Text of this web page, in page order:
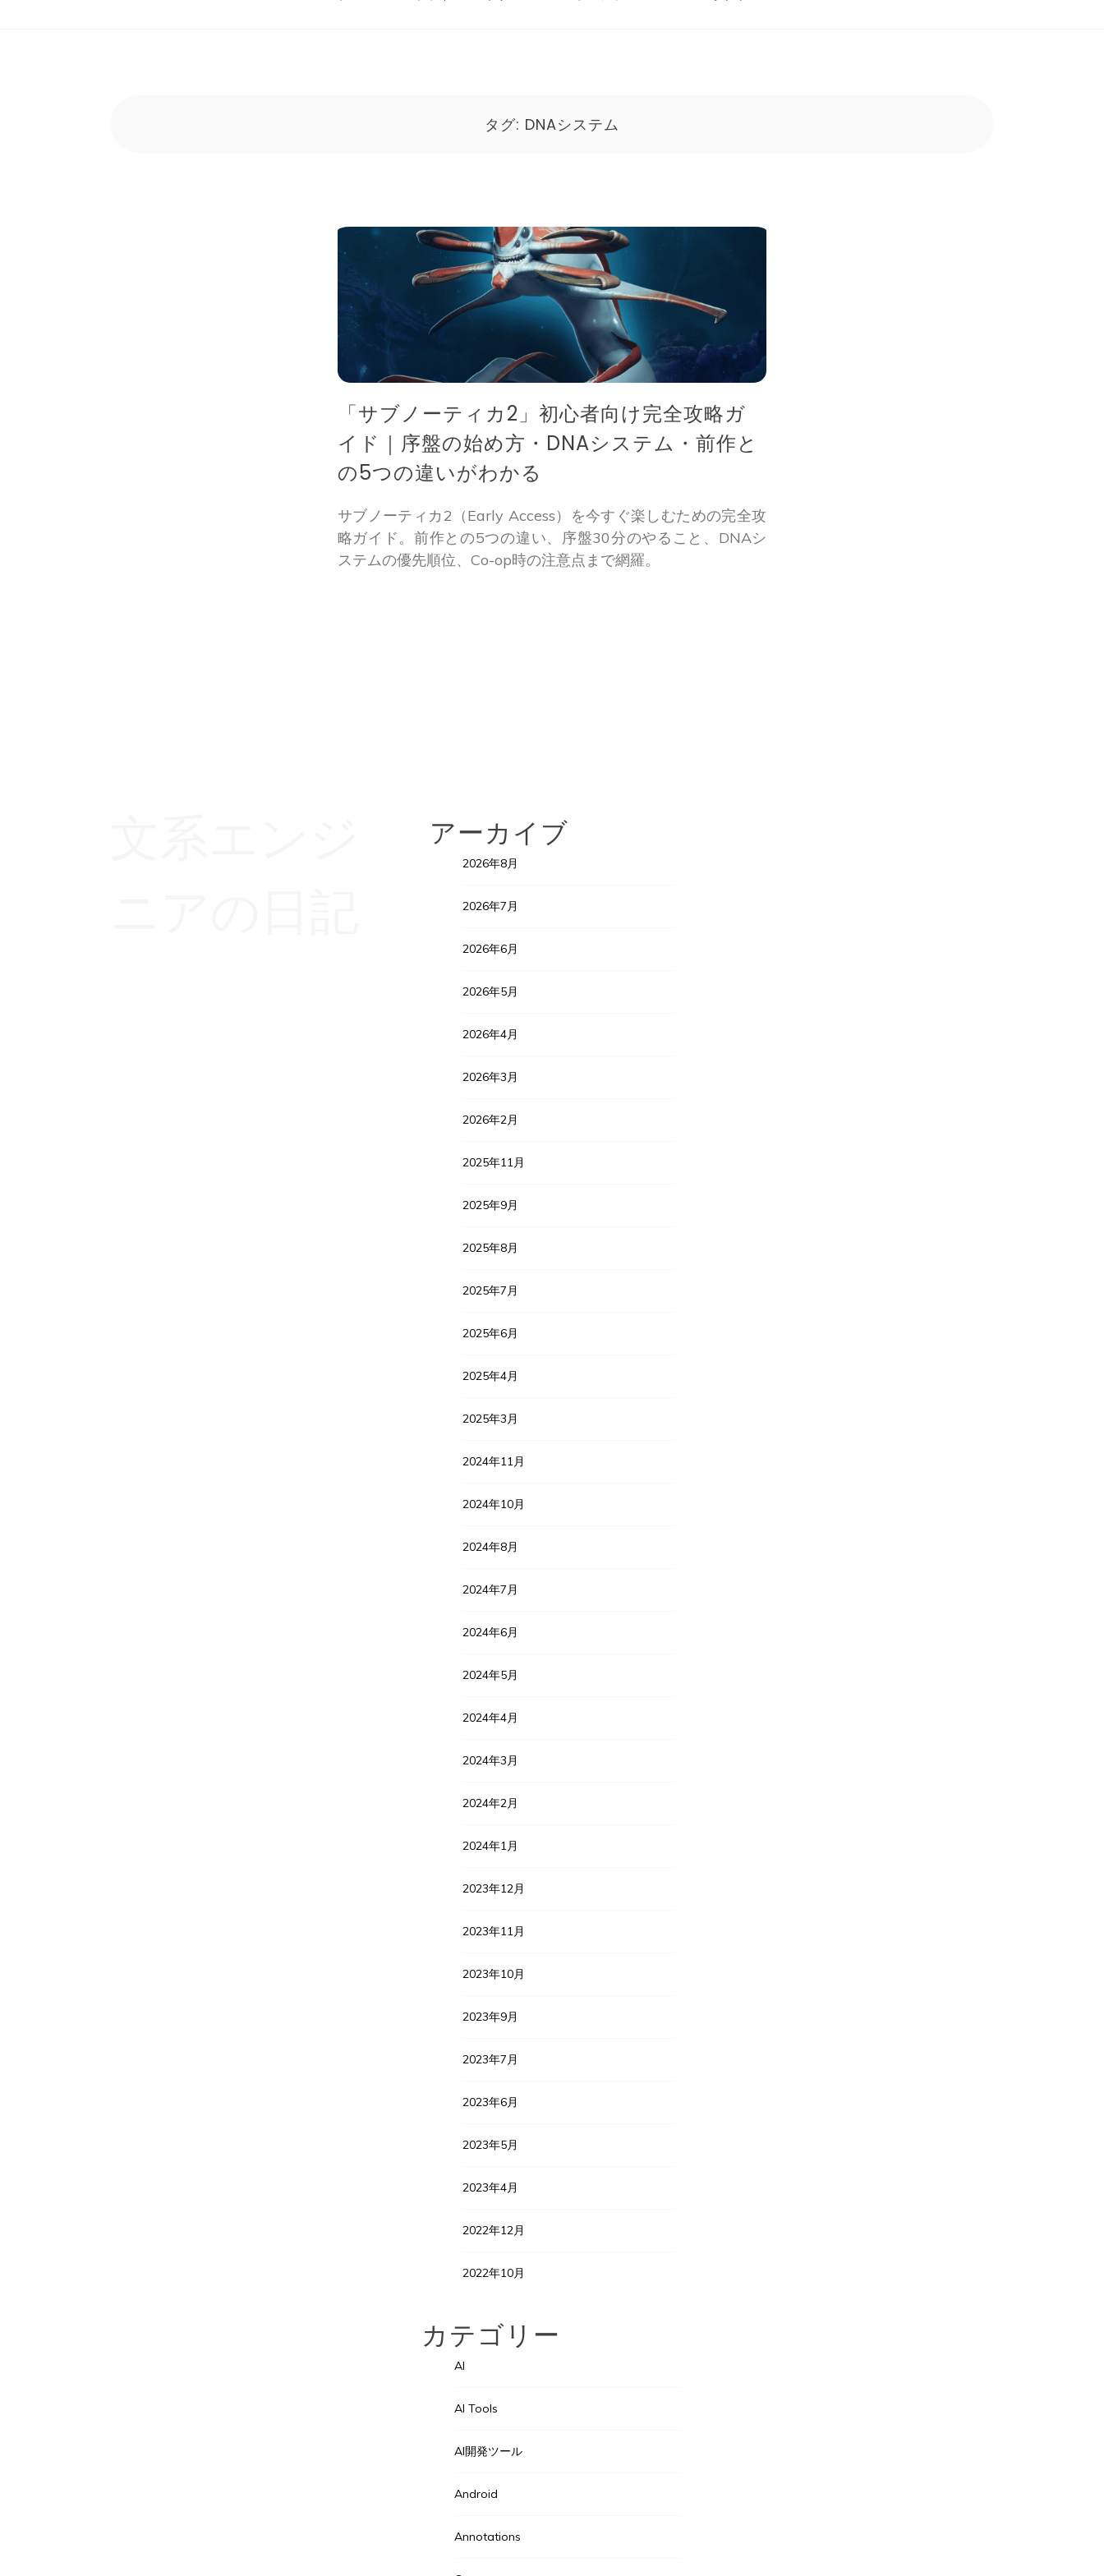
タグ: DNAシステム
「サブノーティカ2」初心者向け完全攻略ガ
イド｜序盤の始め方・DNAシステム・前作と
の5つの違いがわかる
サブノーティカ2（Early Access）を今すぐ楽しむための完全攻
略ガイド。前作との5つの違い、序盤30分のやること、DNAシ
ステムの優先順位、Co-op時の注意点まで網羅。
アーカイブ
2026年8月
2026年7月
2026年6月
2026年5月
2026年4月
2026年3月
2026年2月
2025年11月
2025年9月
2025年8月
2025年7月
2025年6月
2025年4月
2025年3月
2024年11月
2024年10月
2024年8月
2024年7月
2024年6月
2024年5月
2024年4月
2024年3月
2024年2月
2024年1月
2023年12月
2023年11月
2023年10月
2023年9月
2023年7月
2023年6月
2023年5月
2023年4月
2022年12月
2022年10月
カテゴリー
AI
AI Tools
AI開発ツール
Android
Annotations